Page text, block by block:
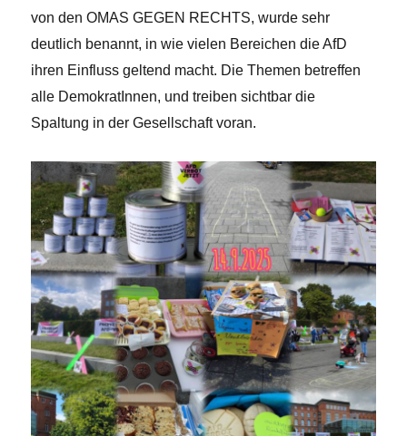
von den OMAS GEGEN RECHTS, wurde sehr
deutlich benannt, in wie vielen Bereichen die AfD
ihren Einfluss geltend macht. Die Themen betreffen
alle DemokratInnen, und treiben sichtbar die
Spaltung in der Gesellschaft voran.